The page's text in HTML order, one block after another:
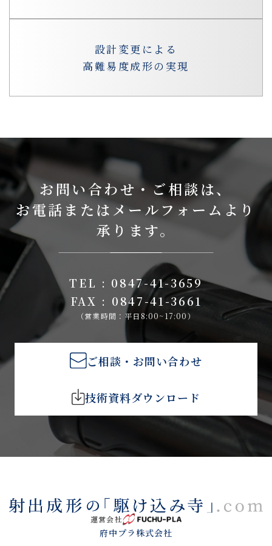
設計変更による
高難易度成形の実現
お問い合わせ・ご相談は、
お電話またはメールフォームより
承ります。
TEL : 0847-41-3659
FAX : 0847-41-3661
（営業時間：平日8:00~17:00）
ご相談・お問い合わせ
技術資料ダウンロード
運営会社
府中プラ株式会社